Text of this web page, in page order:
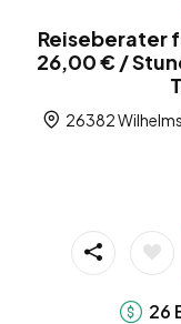
Reiseberater
26,00 € /
26382
26